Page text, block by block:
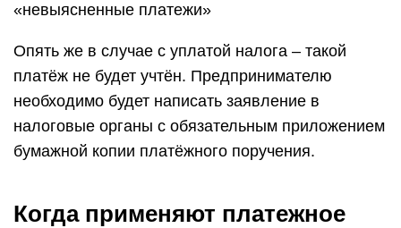
«невыясненные платежи»
Опять же в случае с уплатой налога – такой
платёж не будет учтён. Предпринимателю
необходимо будет написать заявление в
налоговые органы с обязательным приложением
бумажной копии платёжного поручения.
Когда применяют платежное